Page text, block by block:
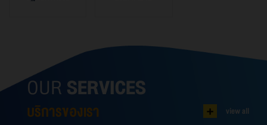
OURSERVICES
บริการของเรา + view all